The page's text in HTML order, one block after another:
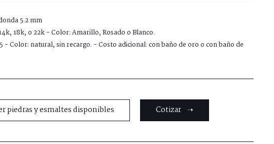
5.2 mm
18k, o 22k - Color: Amarillo, Rosado o Blanco.
- Color: natural, sin recargo. - Costo adicional: con baño de oro o con baño de
piedras y esmaltes disponibles Cotizar ➝